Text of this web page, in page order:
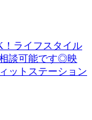
！ライフスタイル
談可能です◎映
ットステーション